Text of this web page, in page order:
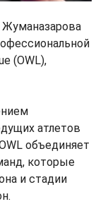
(OWL),
атлетов
объединяет
которые
и стадии